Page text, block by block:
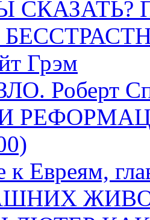
Грэм
Роберт
к Евреям,